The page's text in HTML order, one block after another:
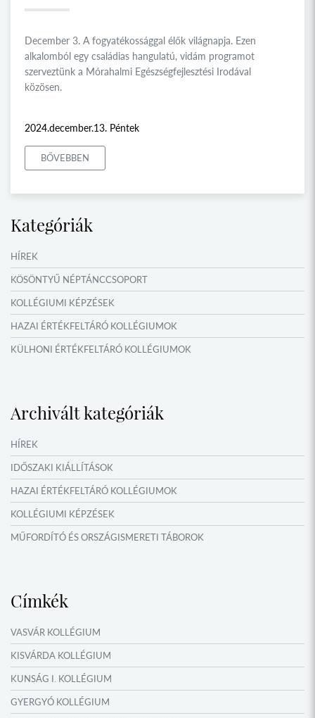
December 3. A fogyatékossággal élők világnapja. Ezen
alkalomból egy családias hangulatú, vidám programot
szerveztünk a Mórahalmi Egészségfejlesztési Irodával
közösen.
2024.december.13. Péntek
BŐVEBBEN
Kategóriák
HÍREK
KÖSÖNTYŰ NÉPTÁNCCSOPORT
KOLLÉGIUMI KÉPZÉSEK
HAZAI ÉRTÉKFELTÁRÓ KOLLÉGIUMOK
KÜLHONI ÉRTÉKFELTÁRÓ KOLLÉGIUMOK
IDŐSZAKI KIÁLLÍTÁSOK
NYÁRI TÁBOROK
OKTATÁS, KULTÚRA
Archivált kategóriák
HÍREK
IDŐSZAKI KIÁLLÍTÁSOK
HAZAI ÉRTÉKFELTÁRÓ KOLLÉGIUMOK
KOLLÉGIUMI KÉPZÉSEK
MŰFORDÍTÓ ÉS ORSZÁGISMERETI TÁBOROK
Címkék
VASVÁR KOLLÉGIUM
KISVÁRDA KOLLÉGIUM
KUNSÁG I. KOLLÉGIUM
GYERGYÓ KOLLÉGIUM